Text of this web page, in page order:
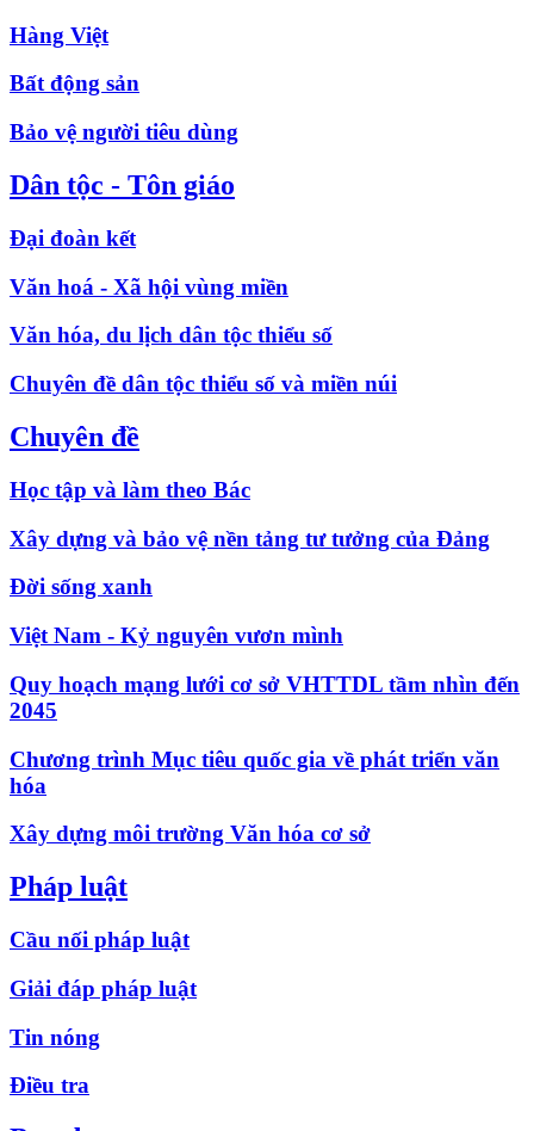
Hàng Việt
Bất động sản
Bảo vệ người tiêu dùng
Dân tộc - Tôn giáo
Đại đoàn kết
Văn hoá - Xã hội vùng miền
Văn hóa, du lịch dân tộc thiểu số
Chuyên đề dân tộc thiểu số và miền núi
Chuyên đề
Học tập và làm theo Bác
Xây dựng và bảo vệ nền tảng tư tưởng của Đảng
Đời sống xanh
Việt Nam - Kỷ nguyên vươn mình
Quy hoạch mạng lưới cơ sở VHTTDL tầm nhìn đến
2045
Chương trình Mục tiêu quốc gia về phát triển văn
hóa
Xây dựng môi trường Văn hóa cơ sở
Pháp luật
Cầu nối pháp luật
Giải đáp pháp luật
Tin nóng
Điều tra